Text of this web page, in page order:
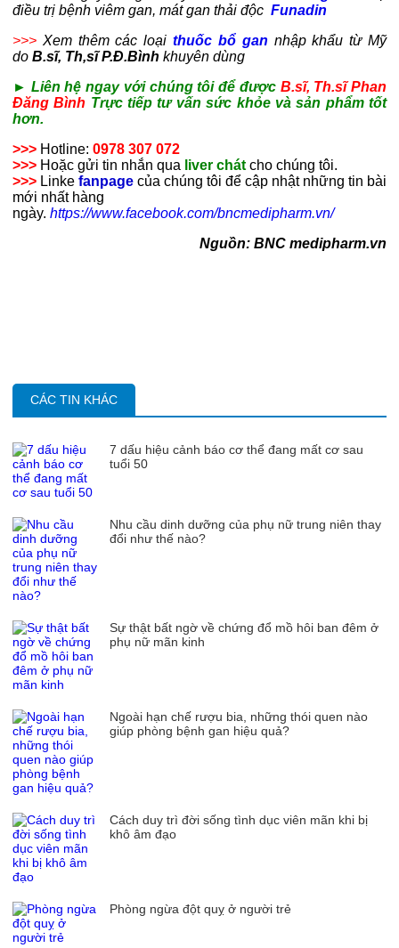
điều trị bệnh viêm gan, mát gan thải độc Funadin
>>> Xem thêm các loạithuốc bổ gan nhập khẩu từ Mỹ
do B.sĩ, Th,sĩ P.Đ.Bình khuyên dùng
► Liên hệ ngay với chúng tôi để được B.sĩ, Th.sĩ Phan
Đăng Bình Trực tiếp tư vấn sức khỏe và sản phẩm tốt
hơn.
>>> Hotline: 0978 307 072
>>> Hoặc gửi tin nhắn qua liver chát cho chúng tôi.
>>> Linke fanpage của chúng tôi để cập nhật những tin bài
mới nhất hàng
ngày. https://www.facebook.com/bncmedipharm.vn/
Nguồn: BNC medipharm.vn
CÁC TIN KHÁC
7 dấu hiệu cảnh báo cơ thể đang mất cơ sau
tuổi 50
Nhu cầu dinh dưỡng của phụ nữ trung niên thay
đổi như thế nào?
Sự thật bất ngờ về chứng đổ mồ hôi ban đêm ở
phụ nữ mãn kinh
Ngoài hạn chế rượu bia, những thói quen nào
giúp phòng bệnh gan hiệu quả?
Cách duy trì đời sống tình dục viên mãn khi bị
khô âm đạo
Phòng ngừa đột quỵ ở người trẻ